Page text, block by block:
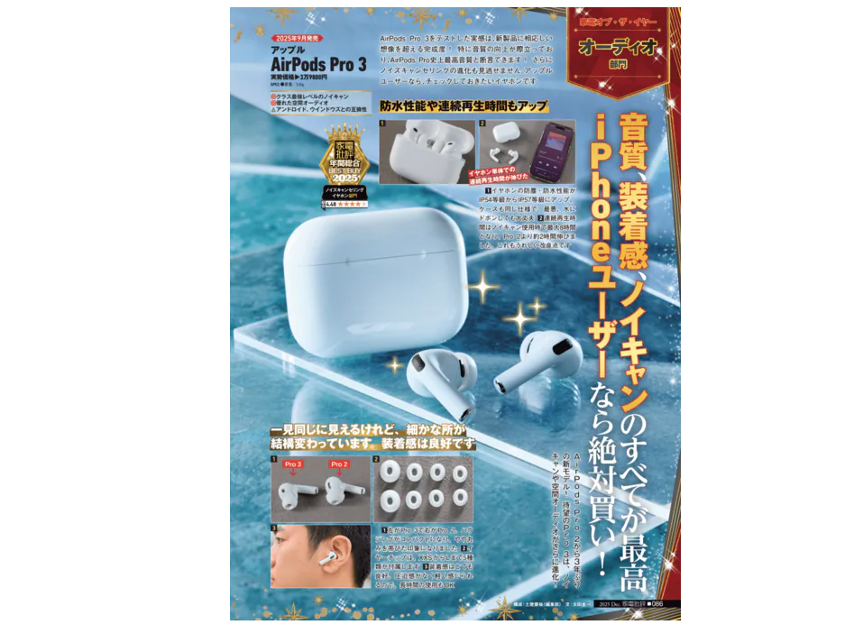
Apple
AirPods Pro 3